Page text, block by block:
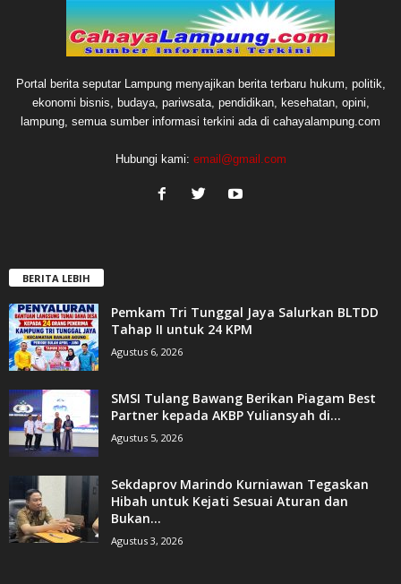
Portal berita seputar Lampung menyajikan berita terbaru hukum, politik,
ekonomi bisnis, budaya, pariwsata, pendidikan, kesehatan, opini,
lampung, semua sumber informasi terkini ada di cahayalampung.com
Hubungi kami: email@gmail.com
BERITA LEBIH
Pemkam Tri Tunggal Jaya Salurkan BLTDD
Tahap II untuk 24 KPM
Agustus 6, 2026
SMSI Tulang Bawang Berikan Piagam Best
Partner kepada AKBP Yuliansyah di...
Agustus 5, 2026
Sekdaprov Marindo Kurniawan Tegaskan
Hibah untuk Kejati Sesuai Aturan dan
Bukan...
Agustus 3, 2026